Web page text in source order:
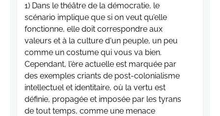
1) Dans le théâtre de la démocratie, le
scénario implique que si on veut qu’elle
fonctionne, elle doit correspondre aux
valeurs et à la culture d'un peuple, un peu
comme un costume qui vous va bien.
Cependant, l'ère actuelle est marquée par
des exemples criants de post-colonialisme
intellectuel et identitaire, où la vertu est
définie, propagée et imposée par les tyrans
de tout temps, comme une menace